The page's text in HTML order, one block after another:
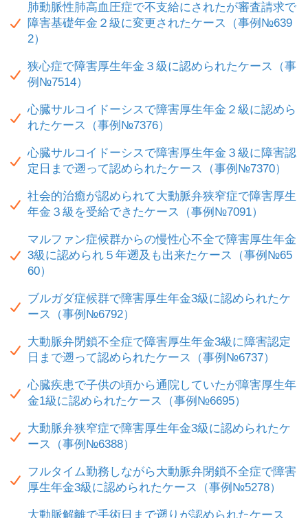
肺動脈性肺高血圧症で不支給にされたが審査請求で
障害基礎年金２級に変更されたケース（事例№639
2）
狭心症で障害厚生年金３級に認められたケース（事
例№7514）
心臓サルコイドーシスで障害厚生年金２級に認めら
れたケース（事例№7376）
心臓サルコイドーシスで障害厚生年金３級に障害認
定日まで遡って認められたケース（事例№7370）
社会的治癒が認められて大動脈弁狭窄症で障害厚生
年金３級を受給できたケース（事例№7091）
マルファン症候群からの慢性心不全で障害厚生年金
3級に認められ５年遡及も出来たケース（事例№65
60）
ブルガダ症候群で障害厚生年金3級に認められたケ
ース（事例№6792）
大動脈弁閉鎖不全症で障害厚生年金3級に障害認定
日まで遡って認められたケース（事例№6737）
心臓疾患で子供の頃から通院していたが障害厚生年
金1級に認められたケース（事例№6695）
大動脈弁狭窄症で障害厚生年金3級に認められたケ
ース（事例№6388）
フルタイム勤務しながら大動脈弁閉鎖不全症で障害
厚生年金3級に認められたケース（事例№5278）
大動脈解離で手術日まで遡りが認められたケース